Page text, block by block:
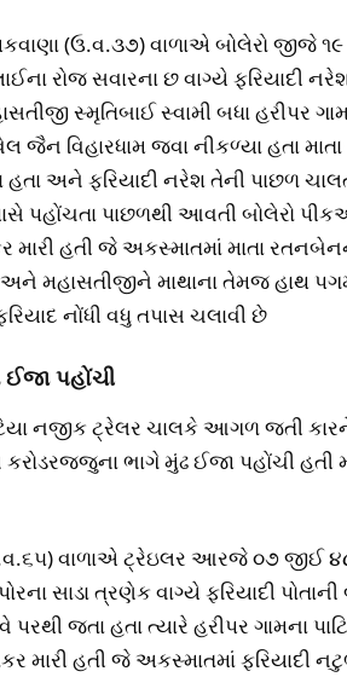
(ઉ.વ.૩૭) વાળાએ બોલેરો જીજે
રોજ સવારના છ વાગ્યે ફરિયાદી
સ્મૃતિબાઈ સ્વામી બધા હરીપર
જૈન વિહારધામ જવા નીકળ્યા હતા
અને ફરિયાદી નરેશ તેની પાછળ
પહોંચતા પાછળથી આવતી બોલેરો
હતી જે અકસ્માતમાં માતા
મહાસતીજીને માથાના તેમજ હાથ
નોંધી વધુ તપાસ ચલાવી છે
ઈજા પહોંચી
નજીક ટ્રેલર ચાલકે આગળ જતી કારને
ભાગે મુંઢ ઈજા પહોંચી હતી
વાળાએ ટ્રેઇલર આરજે ૦૭ જીઈ
સાડા ત્રણેક વાગ્યે ફરિયાદી
જતા હતા ત્યારે હરીપર ગામના
હતી જે અકસ્માતમાં ફરિયાદી